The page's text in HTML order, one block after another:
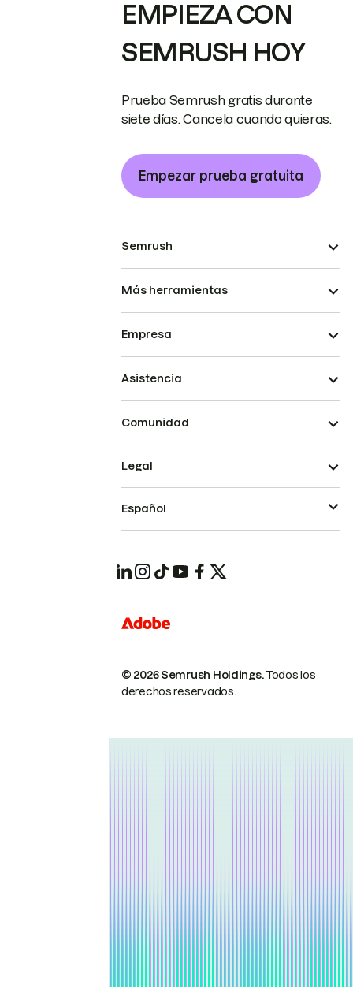
EMPIEZA CON
SEMRUSH HOY
Prueba Semrush gratis durante
siete días. Cancela cuando quieras.
Empezar prueba gratuita
Semrush
Más herramientas
Empresa
Asistencia
Comunidad
© 2026 Semrush Holdings.Todos los
derechos reservados.
Legal
Español